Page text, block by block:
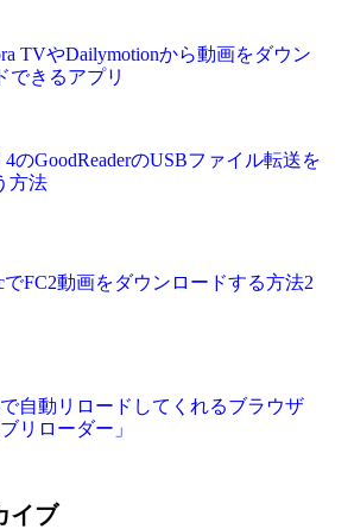
TVやDailymotionから動画をダウン
できるアプリ
4のGoodReaderのUSBファイル転送を
方法
でFC2動画をダウンロードする方法2
自動リロードしてくれるブラウザ
リローダー」
イブ